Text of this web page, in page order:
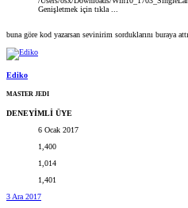
Genişletmek için tıkla ...
buna göre kod yazarsan sevinirim sorduklarını buraya
Ediko
MASTER JEDI
DENEYİMLİ ÜYE
6 Ocak 2017
1,400
1,014
1,401
3 Ara 2017